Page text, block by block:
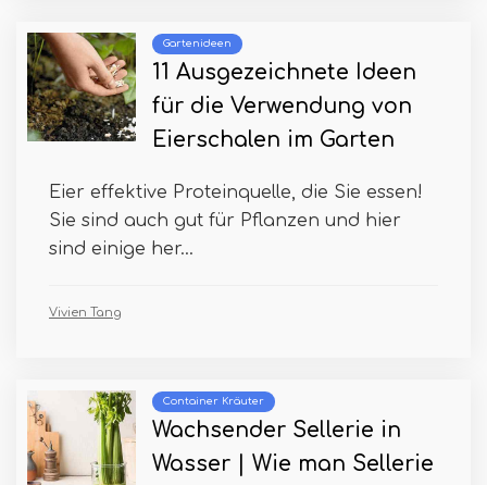
Gartenideen
11 Ausgezeichnete Ideen
für die Verwendung von
Eierschalen im Garten
Eier effektive Proteinquelle, die Sie essen!
Sie sind auch gut für Pflanzen und hier
sind einige her...
Vivien Tang
Container Kräuter
Wachsender Sellerie in
Wasser | Wie man Sellerie